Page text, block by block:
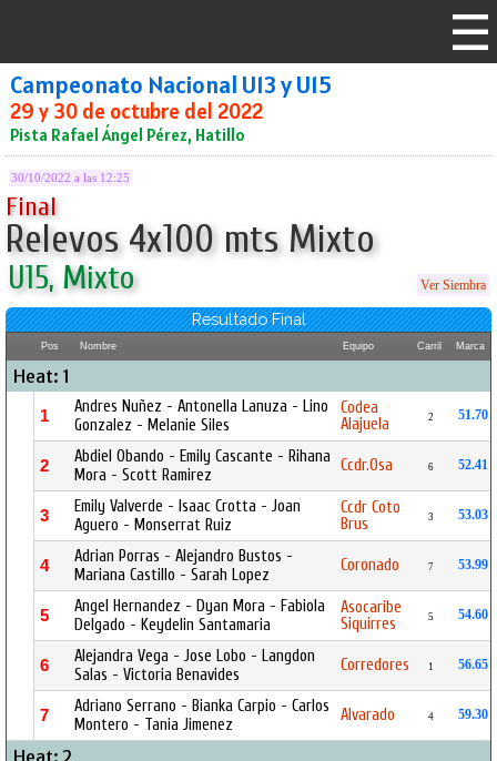
Campeonato Nacional U13 y U15
29 y 30 de octubre del 2022
Pista Rafael Ángel Pérez, Hatillo
30/10/2022 a las 12:25
Final
Relevos 4x100 mts Mixto
U15, Mixto Ver Siembra
Resultado Final
Pos Nombre Equipo Carril Marca
Heat: 1
1
Andres Nuñez - Antonella Lanuza - Lino
Gonzalez - Melanie Siles
Codea
Alajuela
2 51.70
2
Abdiel Obando - Emily Cascante - Rihana
Mora - Scott Ramirez
Ccdr.Osa 6 52.41
3
Emily Valverde - Isaac Crotta - Joan
Aguero - Monserrat Ruiz
Ccdr Coto
Brus
3 53.03
4
Adrian Porras - Alejandro Bustos -
Mariana Castillo - Sarah Lopez
Coronado 7 53.99
5
Angel Hernandez - Dyan Mora - Fabiola
Delgado - Keydelin Santamaria
Asocaribe
Siquirres
5 54.60
6
Alejandra Vega - Jose Lobo - Langdon
Salas - Victoria Benavides
Corredores 1 56.65
7
Adriano Serrano - Bianka Carpio - Carlos
Montero - Tania Jimenez
Alvarado 4 59.30
Heat: 2